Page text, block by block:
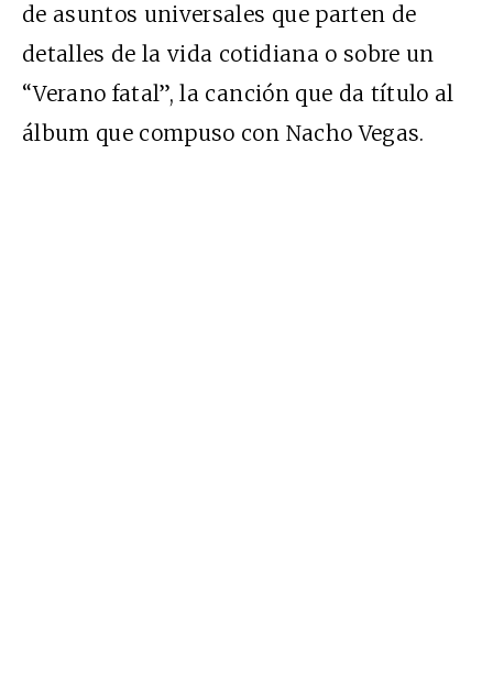
de asuntos universales que parten de
detalles de la vida cotidiana o sobre un
“Verano fatal”, la canción que da título al
álbum que compuso con Nacho Vegas.